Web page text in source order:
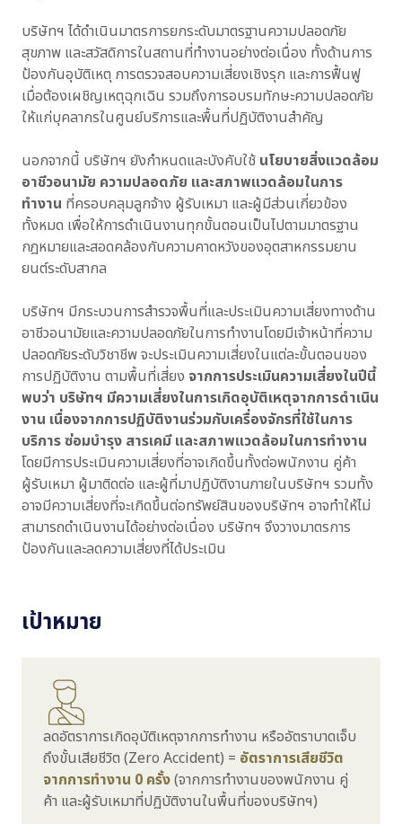
บริษัทฯ ได้ดำเนินมาตรการยกระดับมาตรฐานความปลอดภัย
สุขภาพ และสวัสดิการในสถานที่ทำงานอย่างต่อเนื่อง ทั้งด้านการ
ป้องกันอุบัติเหตุ การตรวจสอบความเสี่ยงเชิงรุก และการฟื้นฟู
เมื่อต้องเผชิญเหตุฉุกเฉิน รวมถึงการอบรมทักษะความปลอดภัย
ให้แก่บุคลากรในศูนย์บริการและพื้นที่ปฏิบัติงานสำคัญ
นอกจากนี้ บริษัทฯ ยังกำหนดและบังคับใช้ นโยบายสิ่งแวดล้อม
อาชีวอนามัย ความปลอดภัย และสภาพแวดล้อมในการ
ทำงาน ที่ครอบคลุมลูกจ้าง ผู้รับเหมา และผู้มีส่วนเกี่ยวข้อง
ทั้งหมด เพื่อให้การดำเนินงานทุกขั้นตอนเป็นไปตามมาตรฐาน
กฎหมายและสอดคล้องกับความคาดหวังของอุตสาหกรรมยาน
ยนต์ระดับสากล
บริษัทฯ มีกระบวนการสำรวจพื้นที่และประเมินความเสี่ยงทางด้าน
อาชีวอนามัยและความปลอดภัยในการทำงานโดยมีเจ้าหน้าที่ความ
ปลอดภัยระดับวิชาชีพ จะประเมินความเสี่ยงในแต่ละขั้นตอนของ
การปฏิบัติงาน ตามพื้นที่เสี่ยง จากการประเมินความเสี่ยงในปีนี้
พบว่า บริษัทฯ มีความเสี่ยงในการเกิดอุบัติเหตุจากการดำเนิน
งาน เนื่องจากการปฏิบัติงานร่วมกับเครื่องจักรที่ใช้ในการ
บริการ ซ่อมบำรุง สารเคมี และสภาพแวดล้อมในการทำงาน
โดยมีการประเมินความเสี่ยงที่อาจเกิดขึ้นทั้งต่อพนักงาน คู่ค้า
ผู้รับเหมา ผู้มาติดต่อ และผู้ที่มาปฏิบัติงานภายในบริษัทฯ รวมทั้ง
อาจมีความเสี่ยงที่จะเกิดขึ้นต่อทรัพย์สินของบริษัทฯ อาจทำให้ไม่
สามารถดำเนินงานได้อย่างต่อเนื่อง บริษัทฯ จึงวางมาตรการ
ป้องกันและลดความเสี่ยงที่ได้ประเมิน
เป้าหมาย
ลดอัตราการเกิดอุบัติเหตุจากการทำงาน หรืออัตราบาดเจ็บ
ถึงขั้นเสียชีวิต (Zero Accident) = อัตราการเสียชีวิต
จากการทำงาน 0 ครั้ง(จากการทำงานของพนักงาน คู่
ค้า และผู้รับเหมาที่ปฏิบัติงานในพื้นที่ของบริษัทฯ)